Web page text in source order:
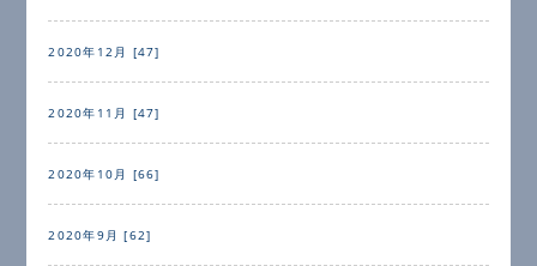
2020年12月 [47]
2020年11月 [47]
2020年10月 [66]
2020年9月 [62]